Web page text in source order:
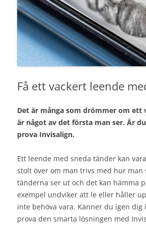
Få ett vackert leende
Det är många som drömmer om
är något av det första man ser. Är
prova Invisalign.
Ett leende med sneda tänder kan
stolt över om man trivs med hur
tänderna ser ut och det kan hämma
exempel undviker att le eller håller
inte behöva vara. Känner du igen
prova den smarta lösningen med